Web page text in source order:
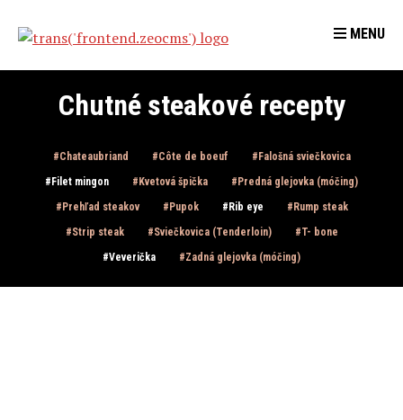
MENU
Chutné steakové recepty
Chateaubriand Côte de boeuf
Falošná sviečkovica
Filet mingon
Kvetová špička
Predná glejovka (móčing)
Prehľad steakov
Pupok Rib eye
Rump steak
Strip steak
Sviečkovica (Tenderloin)
T- bone
Veverička
Zadná glejovka (móčing)